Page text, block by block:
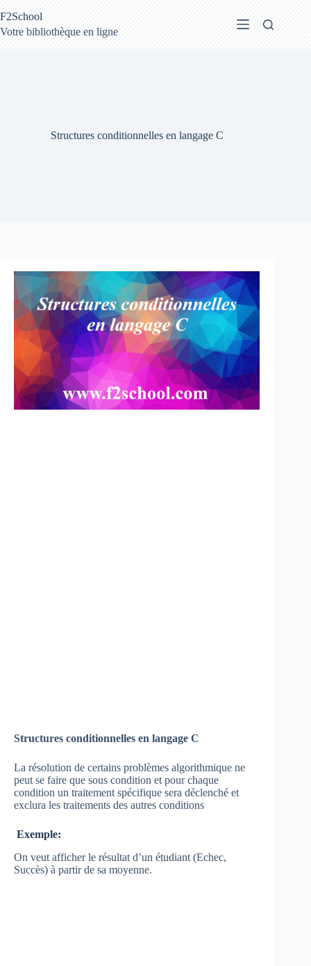
au
contenu
F2School
Votre bibliothèque en ligne
Structures conditionnelles en langage C
Structures conditionnelles en langage C
La résolution de certains problèmes algorithmique ne
peut se faire que sous condition et pour chaque
condition un traitement spécifique sera déclenché et
exclura les traitements des autres conditions
Exemple:
On veut afficher le résultat d’un étudiant (Echec,
Succès) à partir de sa moyenne.